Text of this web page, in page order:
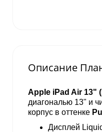
Описание
Apple iPad Air 13"
диагональю 13" и
корпус в оттенке
Дисплей